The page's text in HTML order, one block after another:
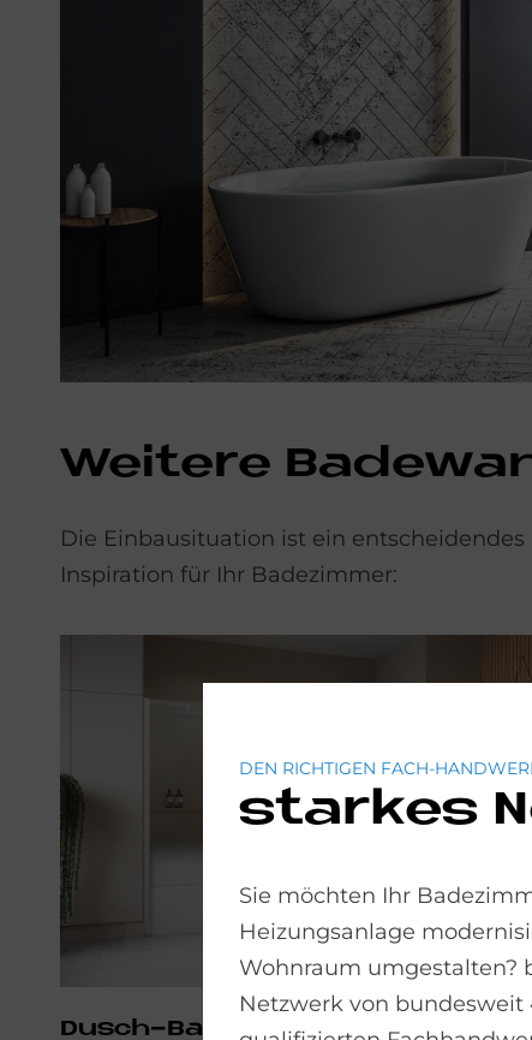
Weitere
Die Einbausituation ist ein
Inspiration für Ihr Badezimmer:
Dusch-Ba­de­wan­ne
DEN RICHTIGEN FACH-
starkes
Sie möchten Ihr
Heizungsanlage
Wohnraum umgestalten?
Netzwerk von bundesweit